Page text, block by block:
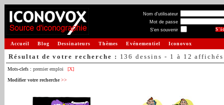
Nom d'utilisateur
Mot de passe
S'en souvenir
Accueil Blog Dessinateurs Thèmes Evénementiel Iconovox
Résultat de votre recherche : 136 dessins - 1 à 12 affichés
Mots-clefs : premier emploi
[X]
Modifier votre recherche >>